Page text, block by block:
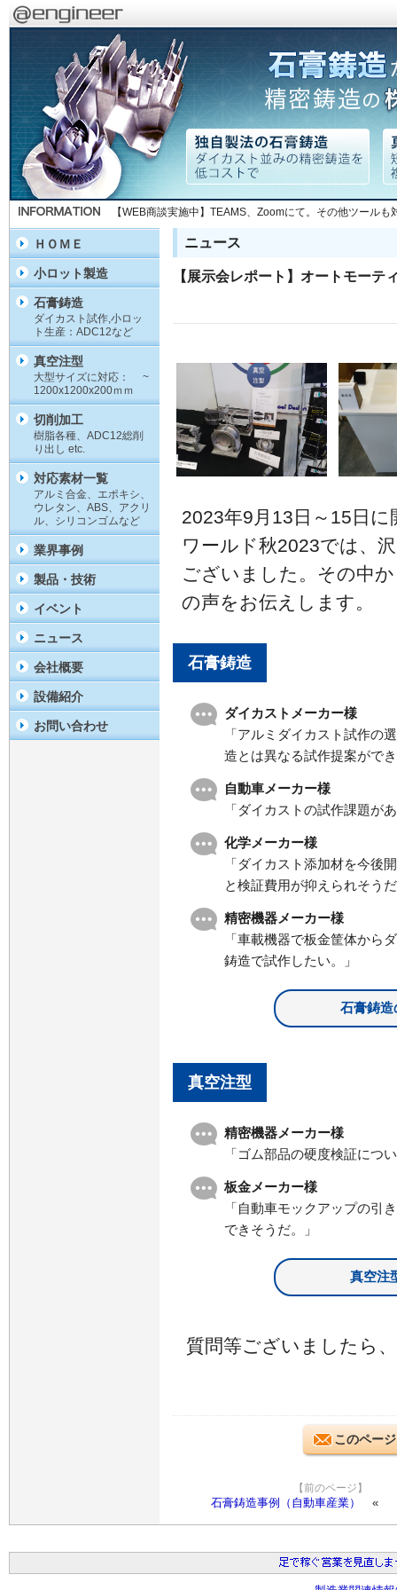
【WEB商談実施中】TEAMS、Zoomにて。その他ツールも
ニュース
【展示会レポート】オートモーテ
2023年9月13日～15日
ワールド秋2023では、
ございました。その中
の声をお伝えします。
石膏鋳造
ダイカストメーカー様
「アルミダイカスト試作の
造とは異なる試作提案がで
自動車メーカー様
「ダイカストの試作課題が
化学メーカー様
「ダイカスト添加材を今後
と検証費用が抑えられそう
精密機器メーカー様
「車載機器で板金筐体から
鋳造で試作したい。」
石膏鋳
真空注型
精密機器メーカー様
「ゴム部品の硬度検証につ
板金メーカー様
「自動車モックアップの引
できそうだ。」
真空注
質問等ございましたら
このペー
【前のページ】
石膏鋳造事例（自動車産業）
ＨＯＭＥ
小ロット製造
石膏鋳造
ダイカスト試作,小ロッ
ト生産：ADC12など
真空注型
大型サイズに対応： ~
1200x1200x200ｍｍ
切削加工
樹脂各種、ADC12総削
り出し etc.
対応素材一覧
アルミ合金、エポキシ、
ウレタン、ABS、アクリ
ル、シリコンゴムなど
業界事例
製品・技術
イベント
ニュース
会社概要
設備紹介
お問い合わせ